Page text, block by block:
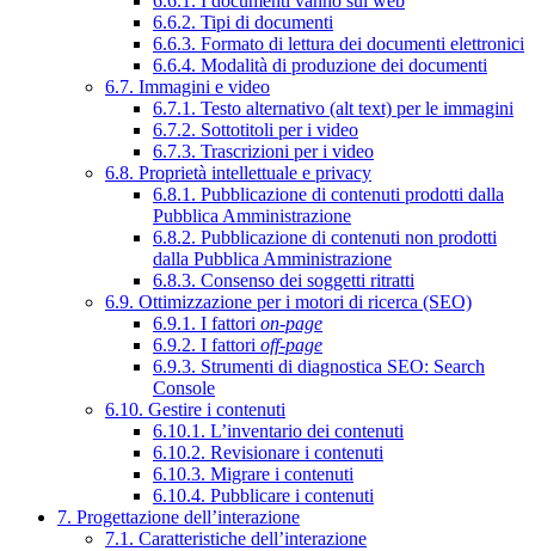
6.6.2. Tipi di documenti
6.6.3. Formato di lettura dei documenti elettronici
6.6.4. Modalità di produzione dei documenti
6.7. Immagini e video
6.7.1. Testo alternativo (alt text) per le immagini
6.7.2. Sottotitoli per i video
6.7.3. Trascrizioni per i video
6.8. Proprietà intellettuale e privacy
6.8.1. Pubblicazione di contenuti prodotti dalla
Pubblica Amministrazione
6.8.2. Pubblicazione di contenuti non prodotti
dalla Pubblica Amministrazione
6.8.3. Consenso dei soggetti ritratti
6.9. Ottimizzazione per i motori di ricerca (SEO)
6.9.1. I fattori on-page
6.9.2. I fattori off-page
6.9.3. Strumenti di diagnostica SEO: Search
Console
6.10. Gestire i contenuti
6.10.1. L’inventario dei contenuti
6.10.2. Revisionare i contenuti
6.10.3. Migrare i contenuti
6.10.4. Pubblicare i contenuti
7. Progettazione dell’interazione
7.1. Caratteristiche dell’interazione